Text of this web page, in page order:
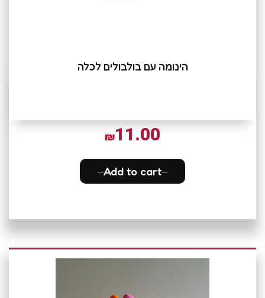
הינומה עם בולבולים לכלה
₪11.00
Add to cart